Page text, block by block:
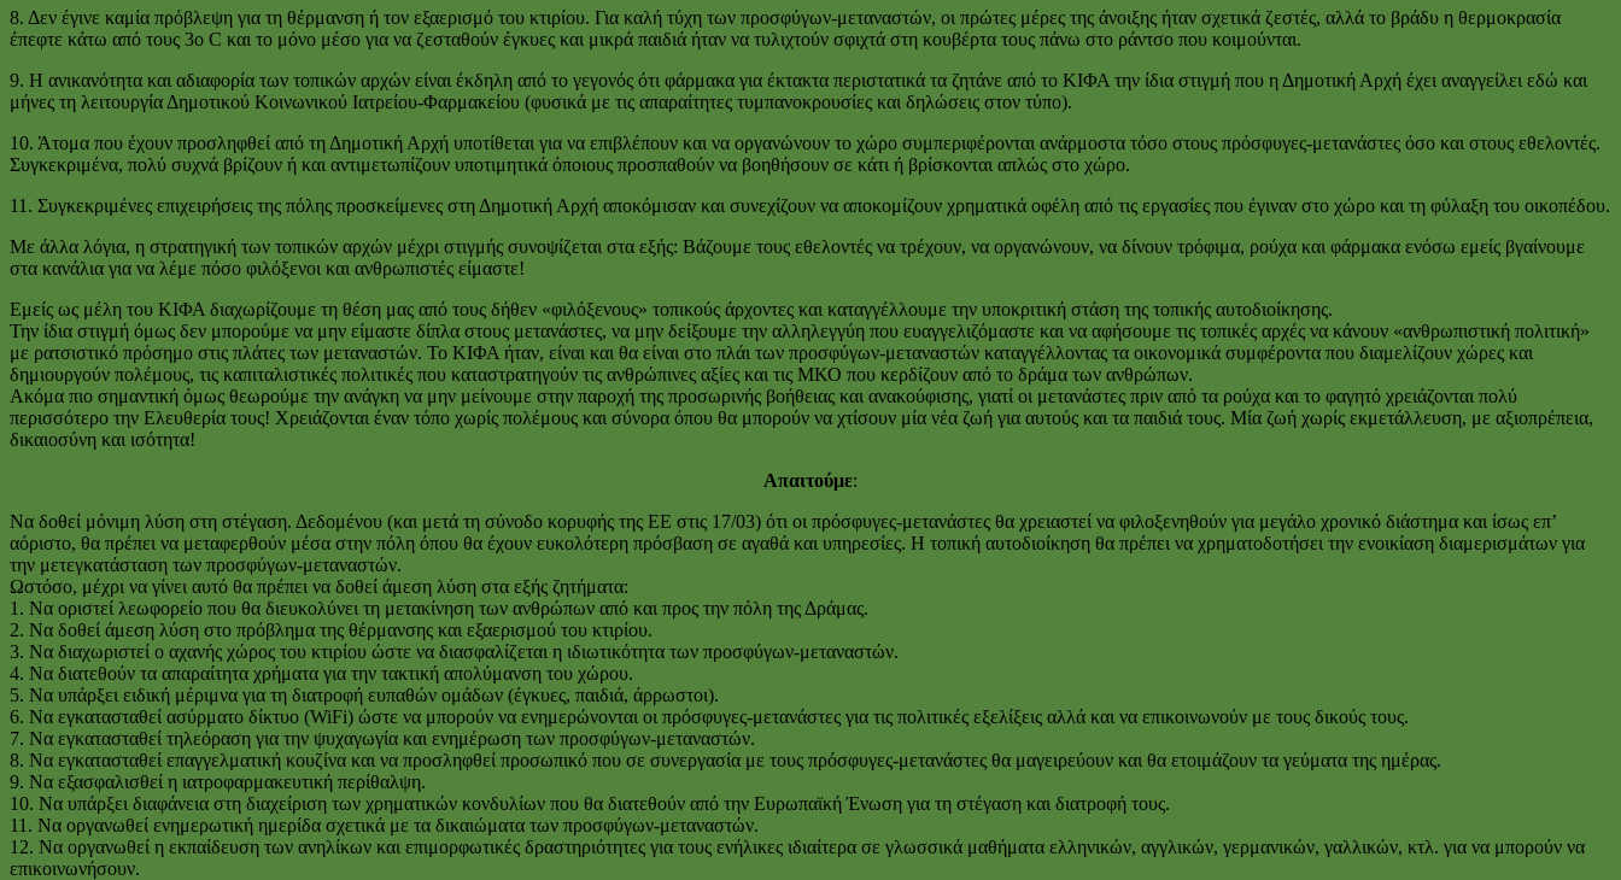
8. Δεν έγινε καμία πρόβλεψη για τη θέρμανση ή τον εξαερισμό του κτιρίου. Για καλή τύχη των προσφύγων-μεταναστών, οι πρώτες μέρες της άνοιξης ήταν σχετικά ζεστές, αλλά το βράδυ η θερμοκρασία
έπεφτε κάτω από τους 3ο C και το μόνο μέσο για να ζεσταθούν έγκυες και μικρά παιδιά ήταν να τυλιχτούν σφιχτά στη κουβέρτα τους πάνω στο ράντσο που κοιμούνται.
9. Η ανικανότητα και αδιαφορία των τοπικών αρχών είναι έκδηλη από το γεγονός ότι φάρμακα για έκτακτα περιστατικά τα ζητάνε από το ΚΙΦΑ την ίδια στιγμή που η Δημοτική Αρχή έχει αναγγείλει εδώ και
μήνες τη λειτουργία Δημοτικού Κοινωνικού Ιατρείου-Φαρμακείου (φυσικά με τις απαραίτητες τυμπανοκρουσίες και δηλώσεις στον τύπο).
10. Άτομα που έχουν προσληφθεί από τη Δημοτική Αρχή υποτίθεται για να επιβλέπουν και να οργανώνουν το χώρο συμπεριφέρονται ανάρμοστα τόσο στους πρόσφυγες-μετανάστες όσο και στους εθελοντές.
Συγκεκριμένα, πολύ συχνά βρίζουν ή και αντιμετωπίζουν υποτιμητικά όποιους προσπαθούν να βοηθήσουν σε κάτι ή βρίσκονται απλώς στο χώρο.
11. Συγκεκριμένες επιχειρήσεις της πόλης προσκείμενες στη Δημοτική Αρχή αποκόμισαν και συνεχίζουν να αποκομίζουν χρηματικά οφέλη από τις εργασίες που έγιναν στο χώρο και τη φύλαξη του οικοπέδου.
Με άλλα λόγια, η στρατηγική των τοπικών αρχών μέχρι στιγμής συνοψίζεται στα εξής: Βάζουμε τους εθελοντές να τρέχουν, να οργανώνουν, να δίνουν τρόφιμα, ρούχα και φάρμακα ενόσω εμείς βγαίνουμε
στα κανάλια για να λέμε πόσο φιλόξενοι και ανθρωπιστές είμαστε!
Εμείς ως μέλη του ΚΙΦΑ διαχωρίζουμε τη θέση μας από τους δήθεν «φιλόξενους» τοπικούς άρχοντες και καταγγέλλουμε την υποκριτική στάση της τοπικής αυτοδιοίκησης.
Την ίδια στιγμή όμως δεν μπορούμε να μην είμαστε δίπλα στους μετανάστες, να μην δείξουμε την αλληλεγγύη που ευαγγελιζόμαστε και να αφήσουμε τις τοπικές αρχές να κάνουν «ανθρωπιστική πολιτική»
με ρατσιστικό πρόσημο στις πλάτες των μεταναστών. Το ΚΙΦΑ ήταν, είναι και θα είναι στο πλάι των προσφύγων-μεταναστών καταγγέλλοντας τα οικονομικά συμφέροντα που διαμελίζουν χώρες και
δημιουργούν πολέμους, τις καπιταλιστικές πολιτικές που καταστρατηγούν τις ανθρώπινες αξίες και τις ΜΚΟ που κερδίζουν από το δράμα των ανθρώπων.
Ακόμα πιο σημαντική όμως θεωρούμε την ανάγκη να μην μείνουμε στην παροχή της προσωρινής βοήθειας και ανακούφισης, γιατί οι μετανάστες πριν από τα ρούχα και το φαγητό χρειάζονται πολύ
περισσότερο την Ελευθερία τους! Χρειάζονται έναν τόπο χωρίς πολέμους και σύνορα όπου θα μπορούν να χτίσουν μία νέα ζωή για αυτούς και τα παιδιά τους. Μία ζωή χωρίς εκμετάλλευση, με αξιοπρέπεια,
δικαιοσύνη και ισότητα!
Απαιτούμε:
Να δοθεί μόνιμη λύση στη στέγαση. Δεδομένου (και μετά τη σύνοδο κορυφής της ΕΕ στις 17/03) ότι οι πρόσφυγες-μετανάστες θα χρειαστεί να φιλοξενηθούν για μεγάλο χρονικό διάστημα και ίσως επ’
αόριστο, θα πρέπει να μεταφερθούν μέσα στην πόλη όπου θα έχουν ευκολότερη πρόσβαση σε αγαθά και υπηρεσίες. Η τοπική αυτοδιοίκηση θα πρέπει να χρηματοδοτήσει την ενοικίαση διαμερισμάτων για
την μετεγκατάσταση των προσφύγων-μεταναστών.
Ωστόσο, μέχρι να γίνει αυτό θα πρέπει να δοθεί άμεση λύση στα εξής ζητήματα:
1. Να οριστεί λεωφορείο που θα διευκολύνει τη μετακίνηση των ανθρώπων από και προς την πόλη της Δράμας.
2. Να δοθεί άμεση λύση στο πρόβλημα της θέρμανσης και εξαερισμού του κτιρίου.
3. Να διαχωριστεί ο αχανής χώρος του κτιρίου ώστε να διασφαλίζεται η ιδιωτικότητα των προσφύγων-μεταναστών.
4. Να διατεθούν τα απαραίτητα χρήματα για την τακτική απολύμανση του χώρου.
5. Να υπάρξει ειδική μέριμνα για τη διατροφή ευπαθών ομάδων (έγκυες, παιδιά, άρρωστοι).
6. Να εγκατασταθεί ασύρματο δίκτυο (WiFi) ώστε να μπορούν να ενημερώνονται οι πρόσφυγες-μετανάστες για τις πολιτικές εξελίξεις αλλά και να επικοινωνούν με τους δικούς τους.
7. Να εγκατασταθεί τηλεόραση για την ψυχαγωγία και ενημέρωση των προσφύγων-μεταναστών.
8. Να εγκατασταθεί επαγγελματική κουζίνα και να προσληφθεί προσωπικό που σε συνεργασία με τους πρόσφυγες-μετανάστες θα μαγειρεύουν και θα ετοιμάζουν τα γεύματα της ημέρας.
9. Να εξασφαλισθεί η ιατροφαρμακευτική περίθαλψη.
10. Να υπάρξει διαφάνεια στη διαχείριση των χρηματικών κονδυλίων που θα διατεθούν από την Ευρωπαϊκή Ένωση για τη στέγαση και διατροφή τους.
11. Να οργανωθεί ενημερωτική ημερίδα σχετικά με τα δικαιώματα των προσφύγων-μεταναστών.
12. Να οργανωθεί η εκπαίδευση των ανηλίκων και επιμορφωτικές δραστηριότητες για τους ενήλικες ιδιαίτερα σε γλωσσικά μαθήματα ελληνικών, αγγλικών, γερμανικών, γαλλικών, κτλ. για να μπορούν να
επικοινωνήσουν.